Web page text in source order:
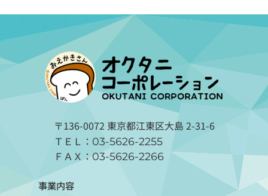
〒136-0072 東京都江東区大島 2-31-6
ＴＥＬ： 03-5626-2255
ＦＡＸ： 03-5626-2266
事業内容